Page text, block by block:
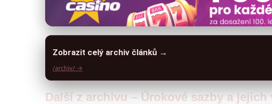
Zobrazit celý archiv článků →
/archiv/ →
Další z archivu – Úrokové sazby a jejich